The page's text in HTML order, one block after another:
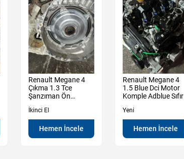
Renault Megane 4
Çıkma 1.3 Tce
Şanzıman Ön
Muhafaza Kutu
İkinci El
Hemen İncele
Renault Megane 4
1.5 Blue Dci Motor
Komple Adblue Sıfır
Yeni
Hemen İncele